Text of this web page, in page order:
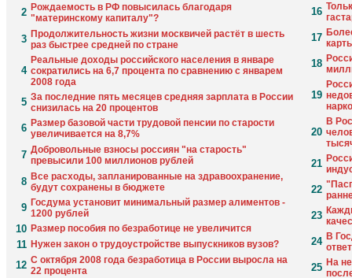
2 Рождаемость в РФ повысилась благодаря
"материнскому капиталу"?
3 Продолжительность жизни москвичей растёт в шесть
раз быстрее средней по стране
4
Реальные доходы российского населения в январе
сократились на 6,7 процента по сравнению с январем
2008 года
5 За последние пять месяцев средняя зарплата в России
снизилась на 20 процентов
6 Размер базовой части трудовой пенсии по старости
увеличивается на 8,7%
7 Добровольные взносы россиян "на старость"
превысили 100 миллионов рублей
8 Все расходы, запланированные на здравоохранение,
будут сохранены в бюджете
9 Госдума установит минимальный размер алиментов -
1200 рублей
10 Размер пособия по безработице не увеличится
11 Нужен закон о трудоустройстве выпускников вузов?
12 С октября 2008 года безработица в России выросла на
22 процента
16
17
18
19
20
В
21
22
23
24 В
25 На